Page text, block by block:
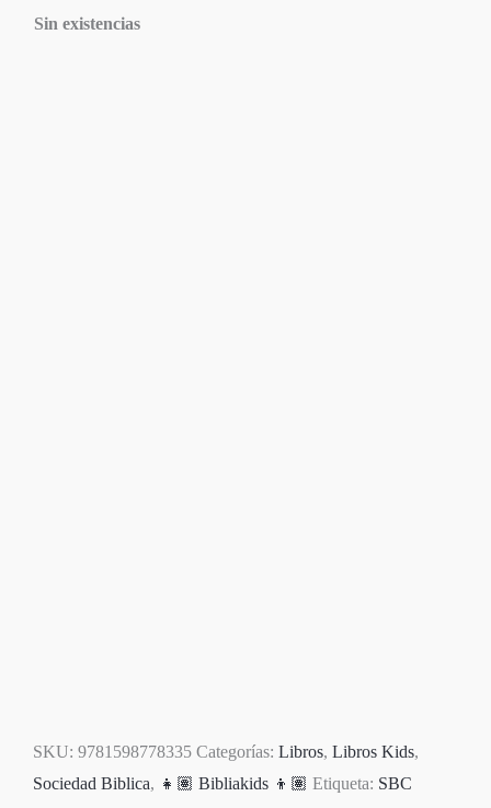
Sin existencias
SKU: 9781598778335 Categorías: Libros, Libros Kids,
Sociedad Biblica, 👧🏽 Bibliakids 👦🏽 Etiqueta: SBC